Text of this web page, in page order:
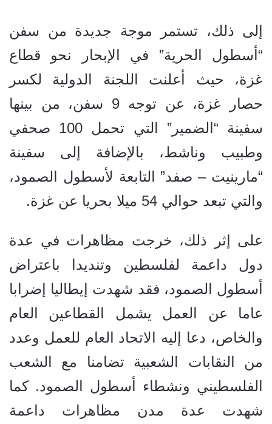
إلى ذلك، تستمر موجة جديدة من سفن
“أسطول الحرية” في الإبحار نحو قطاع
غزة، حيث أعلنت اللجنة الدولية لكسر
حصار غزة، عن توجه 9 سفن، من بينها
سفينة “الضمير” التي تحمل 100 صحفي
وطبيب وناشط، بالإضافة إلى سفينة
“مارينيت – صفد” التابعة لأسطول الصمود،
والتي تبعد حوالي 54 ميلا بحريا عن غزة.
على إثر ذلك، خرجت مظاهرات في عدة
دول داعمة لفلسطين وتنديدا باعتراض
أسطول الصمود، فقد شهدت إيطاليا إضرابا
عاما عن العمل يشمل القطاعين العام
والخاص، دعا إليه الاتحاد العام للعمل وعدد
من النقابات الشعبية تضامنا مع الشعب
الفلسطيني ونشطاء أسطول الصمود. كما
شهدت عدة مدن مظاهرات داعمة